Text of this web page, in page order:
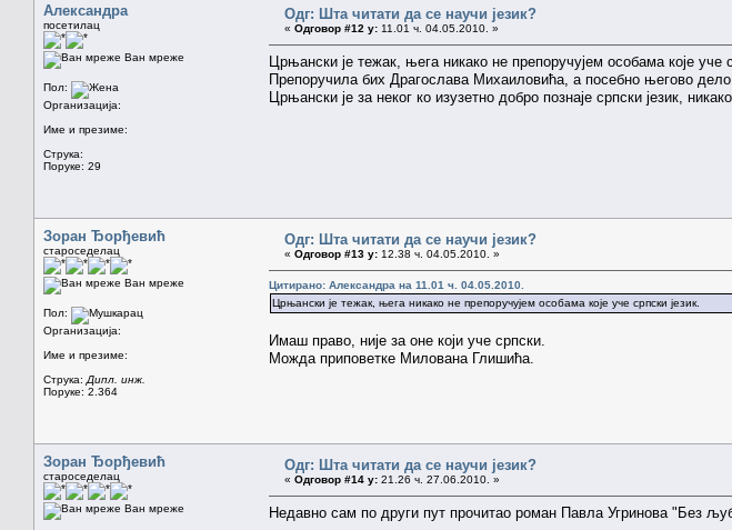
Александра
посетилац
Ван мреже
Пол:
Организација:
Име и презиме:
Струка:
Поруке: 29
Одг: Шта читати да се научи језик?
« Одговор #12 у: 11.01 ч. 04.05.2010. »
Црњански је тежак, њега никако не препоручујем особама које уче
Препоручила бих Драгослава Михаиловића, а посебно његово
Црњански је за неког ко изузетно добро познаје српски језик, никако
Зоран Ђорђевић
староседелац
Ван мреже
Пол:
Организација:
Име и презиме:
Струка: Дипл. инж.
Поруке: 2.364
Одг: Шта читати да се научи језик?
« Одговор #13 у: 12.38 ч. 04.05.2010. »
Цитирано: Александра на 11.01 ч. 04.05.2010.
Црњански је тежак, њега никако не препоручујем особама које уче српски језик.
Имаш право, није за оне који уче српски.
Можда приповетке Милована Глишића.
Зоран Ђорђевић
староседелац
Ван мреже
Одг: Шта читати да се научи језик?
« Одговор #14 у: 21.26 ч. 27.06.2010. »
Недавно сам по други пут прочитао роман Павла Угринова "Без